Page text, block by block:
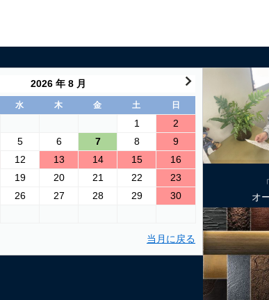
2026 年 8 月
水 木 金 土 日
1
2
5 6 7 8
9
12 13 14 15
16
19 20 21 22
23
26 27 28 29
30
当月に戻る
オ